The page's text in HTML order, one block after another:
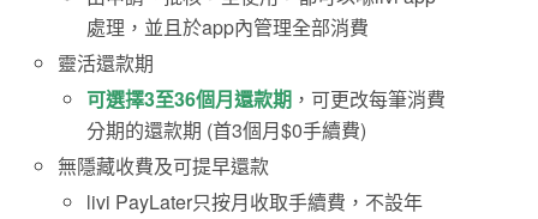
處理，並且於app內管理全部消費
靈活還款期
可選擇3至36個月還款期 ，可更改每筆消費
分期的還款期 (首3個月$0手續費)
無隱藏收費及可提早還款
livi PayLater只按月收取手續費，不設年